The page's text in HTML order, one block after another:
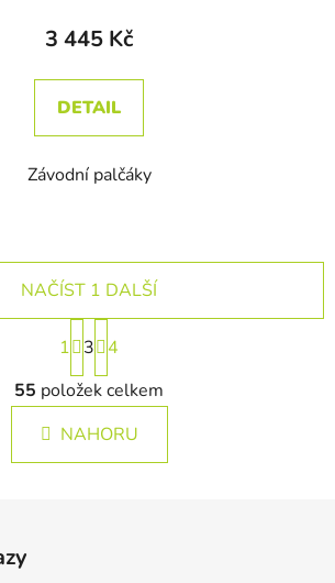
3 445 Kč
DETAIL
Závodní palčáky
Ovládací prvky výpisu
NAČÍST 1 DALŠÍ
Stránkování
1 3
4
55 položek celkem
NAHORU